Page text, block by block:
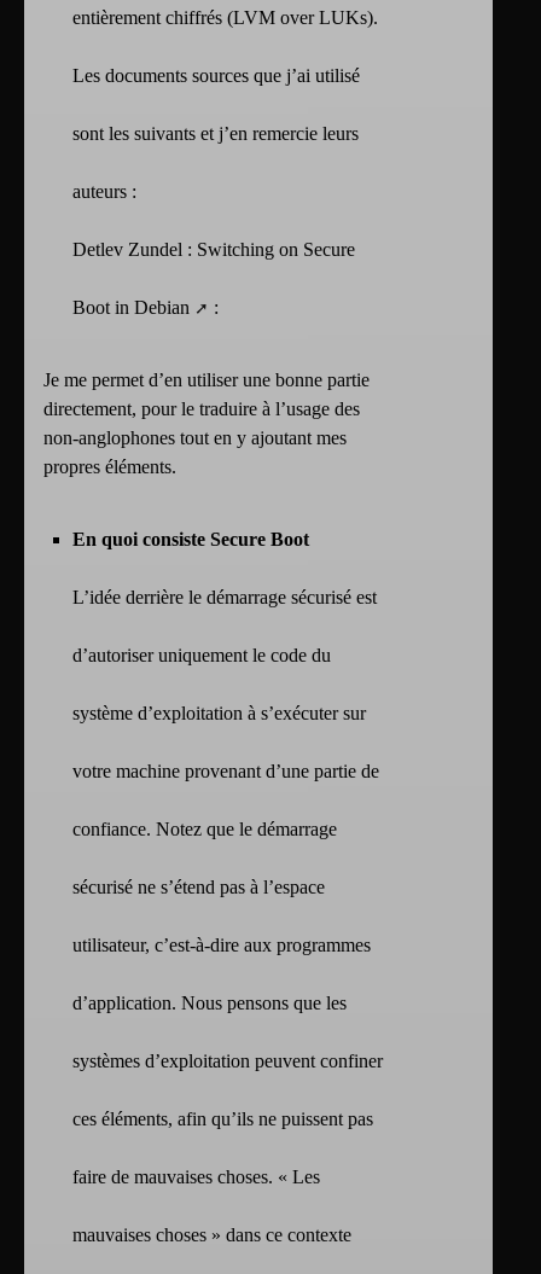
entièrement chiffrés (LVM over LUKs).
Les documents sources que j’ai utilisé
sont les suivants et j’en remercie leurs
auteurs :
Detlev Zundel : Switching on Secure
Boot in Debian :
Je me permet d’en utiliser une bonne partie
directement, pour le traduire à l’usage des
non-anglophones tout en y ajoutant mes
propres éléments.
En quoi consiste Secure Boot
L’idée derrière le démarrage sécurisé est
d’autoriser uniquement le code du
système d’exploitation à s’exécuter sur
votre machine provenant d’une partie de
confiance. Notez que le démarrage
sécurisé ne s’étend pas à l’espace
utilisateur, c’est-à-dire aux programmes
d’application. Nous pensons que les
systèmes d’exploitation peuvent confiner
ces éléments, afin qu’ils ne puissent pas
faire de mauvaises choses. « Les
mauvaises choses » dans ce contexte